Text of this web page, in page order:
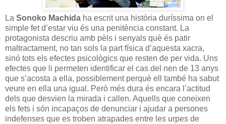
La Sonoko Machida ha escrit una història duríssima on el
simple fet d’estar viu és una penitència constant. La
protagonista descriu amb pèls i senyals què és patir
maltractament, no tan sols la part física d’aquesta xacra,
sinó tots els efectes psicològics que resten de per vida. Uns
efectes que li permeten identificar el cas del nen de 13 anys
que s’acosta a ella, possiblement perquè ell també ha sabut
veure en ella una igual. Però més dura és encara l’actitud
dels que desvien la mirada i callen. Aquells que coneixen
els fets i són incapaços de denunciar i ajudar a persones
indefenses que es troben atrapades entre les urpes de